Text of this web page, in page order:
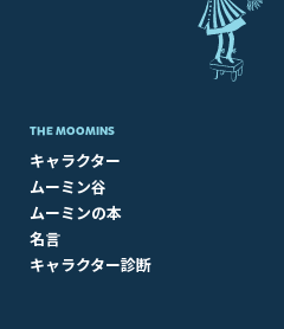
THE MOOMINS
キャラクター
ムーミン谷
ムーミンの本
名言
キャラクター診断